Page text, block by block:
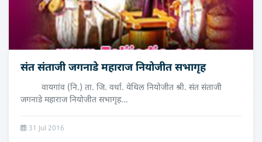
संत संताजी जगनाडे महाराज नियोजीत सभागृह
वायगांव (नि.) ता. जि. वर्धा. येथिल नियोजीत श्री. संत संताजी
जगनाडे महाराज नियोजीत सभागृह...
31 Jul 2016